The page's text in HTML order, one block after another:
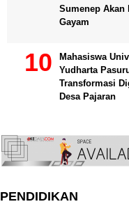
Sumenep Akan
Gayam
Mahasiswa
Yudharta
Transformasi
Desa Pajaran
PENDIDIKAN